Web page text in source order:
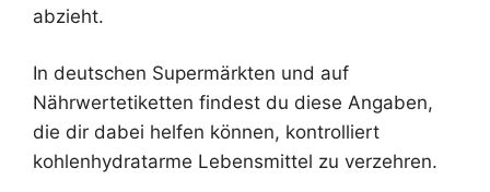
abzieht.
In deutschen Supermärkten und auf
Nährwertetiketten findest du diese Angaben,
die dir dabei helfen können, kontrolliert
kohlenhydratarme Lebensmittel zu verzehren.